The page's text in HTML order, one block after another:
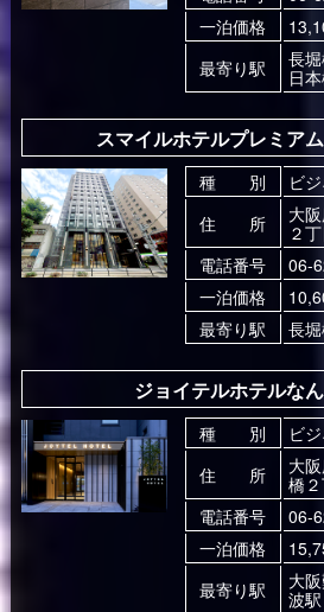
一泊価格
最寄り駅
長
日
スマイルホテルプレミア
種 別
ビ
住 所
大
２
電話番号
06-
一泊価格
最寄り駅
長
ジョイテルホテルな
種 別
ビ
住 所
大
橋
電話番号
06-
一泊価格
最寄り駅
大
波駅